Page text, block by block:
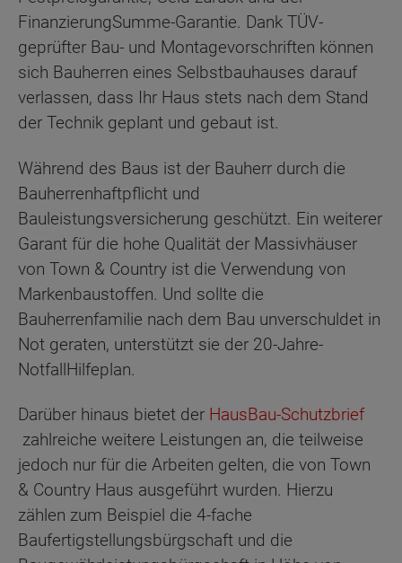
FinanzierungSumme-Garantie. Dank TÜV-
geprüfter Bau- und Montagevorschriften können
sich Bauherren eines Selbstbauhauses darauf
verlassen, dass Ihr Haus stets nach dem Stand
der Technik geplant und gebaut ist.
Während des Baus ist der Bauherr durch die
Bauherrenhaftpflicht und
Bauleistungsversicherung geschützt. Ein weiterer
Garant für die hohe Qualität der Massivhäuser
von Town & Country ist die Verwendung von
Markenbaustoffen. Und sollte die
Bauherrenfamilie nach dem Bau unverschuldet in
Not geraten, unterstützt sie der 20-Jahre-
NotfallHilfeplan.
Darüber hinaus bietet der HausBau-Schutzbrief
zahlreiche weitere Leistungen an, die teilweise
jedoch nur für die Arbeiten gelten, die von Town
& Country Haus ausgeführt wurden. Hierzu
zählen zum Beispiel die 4-fache
Baufertigstellungsbürgschaft und die